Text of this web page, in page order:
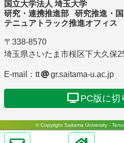
国立大学法人 埼玉大学
研究・連携推進部
研究推進・
テニュアトラック推進オフィス
〒338-8570
埼玉県さいたま市桜区下大久保
E-mail：tt gr.saitama-u.ac.jp
PC版に切
© Copyright Saitama University -